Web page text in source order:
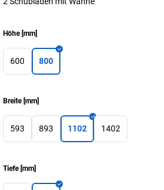
Höhe[mm]
600 800
Breite[mm]
593 893 1102 1402
Tiefe[mm]